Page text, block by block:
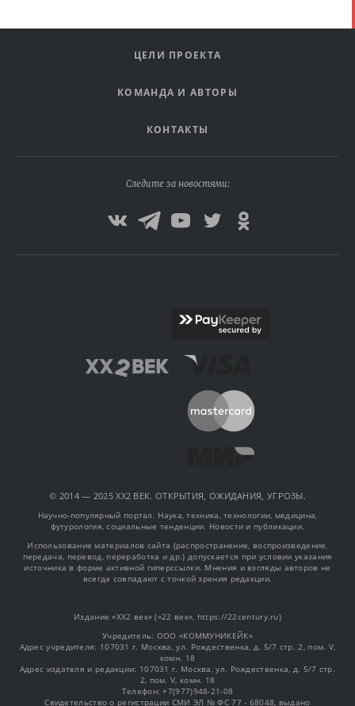
ЦЕЛИ ПРОЕКТА
КОМАНДА И АВТОРЫ
КОНТАКТЫ
Следите за новостями:
© 2014 — 2025 XX2 ВЕК. ОТКРЫТИЯ, ОЖИДАНИЯ, УГРОЗЫ.
Научно-популярный портал. Наука, техника, технологии, медицина,
футурология, социальные тенденции. Новости и публикации.
Использование материалов сайта (распространение, воспроизведение,
передача, перевод, переработка и др.) допускается при условии указания
источника в форме активной гиперссылки. Мнения и взгляды авторов не
всегда совпадают с точкой зрения редакции.
Издание «XX2 век» («22 век», https://22century.ru)
Учредитель: OOO «КОММУНИКЕЙК»
Адрес учредителя: 107031 г. Москва, ул. Рождественка, д. 5/7 стр. 2, пом. V,
комн. 18
Адрес издателя и редакции: 107031 г. Москва, ул. Рождественка, д. 5/7 стр.
2, пом. V, комн. 18
Телефон: +7(977)948-21-08
Свидетельство о регистрации СМИ ЭЛ № ФС 77 - 68048, выдано